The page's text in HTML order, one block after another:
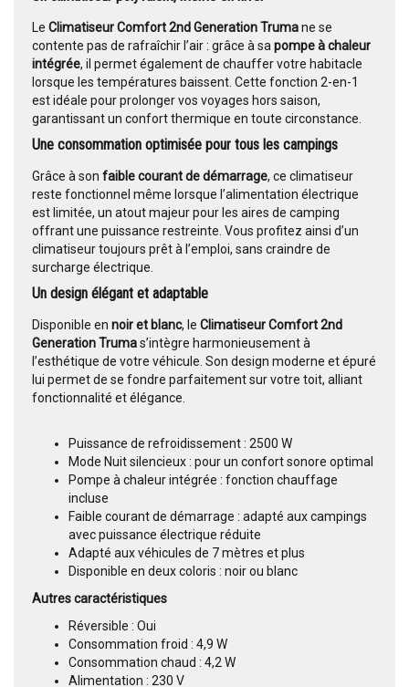
Le Climatiseur Comfort 2nd Generation Trumane se
contente pas de rafraîchir l’air : grâce à sa pompe à chaleur
intégrée, il permet également de chauffer votre habitacle
lorsque les températures baissent. Cette fonction 2-en-1
est idéale pour prolonger vos voyages hors saison,
garantissant un confort thermique en toute circonstance.
Une consommation optimisée pour tous les campings
Grâce à son faible courant de démarrage, ce climatiseur
reste fonctionnel même lorsque l’alimentation électrique
est limitée, un atout majeur pour les aires de camping
offrant une puissance restreinte. Vous profitez ainsi d’un
climatiseur toujours prêt à l’emploi, sans craindre de
surcharge électrique.
Un design élégant et adaptable
Disponible en noir et blanc, le Climatiseur Comfort 2nd
Generation Trumas’intègre harmonieusement à
l’esthétique de votre véhicule. Son design moderne et épuré
lui permet de se fondre parfaitement sur votre toit, alliant
fonctionnalité et élégance.
Puissance de refroidissement : 2500 W
Mode Nuit silencieux : pour un confort sonore optimal
Pompe à chaleur intégrée : fonction chauffage
incluse
Faible courant de démarrage : adapté aux campings
avec puissance électrique réduite
Adapté aux véhicules de 7 mètres et plus
Disponible en deux coloris : noir ou blanc
Autres caractéristiques
Réversible : Oui
Consommation froid : 4,9 W
Consommation chaud : 4,2 W
Alimentation : 230 V